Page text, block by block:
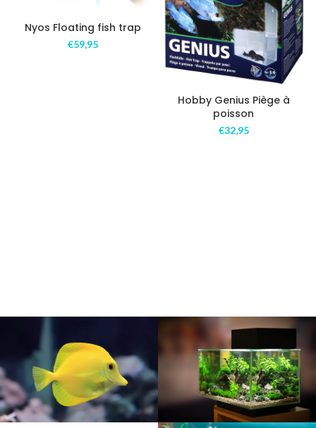
Nyos Floating fish trap
€59,95
Hobby Genius Piège à
poisson
€32,95